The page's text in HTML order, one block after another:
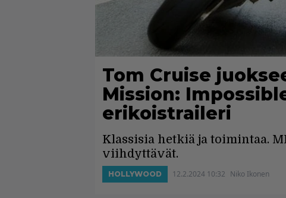
Tom Cruise
Mission:
erikoistraileri
Klassisia hetkiä ja toimintaa.
viihdyttävät.
HOLLYWOOD 12.2.2024 10:32 Niko Ikonen